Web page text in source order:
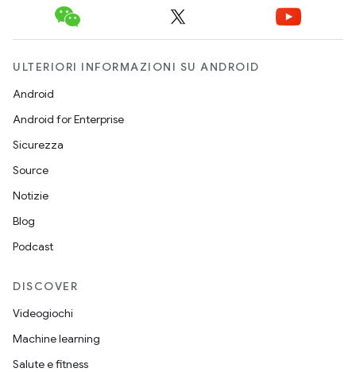
ULTERIORI INFORMAZIONI SU ANDROID
Android
Android for Enterprise
Sicurezza
Source
Notizie
Blog
Podcast
DISCOVER
Videogiochi
Machine learning
Salute e fitness